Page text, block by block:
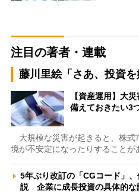
注目の著者・連載
藤川里絵「さあ、投資を
【資産運用】大
備えておきたい3
大規模な災害が起きると、株式
境が不安定になったりすること
5年ぶり改訂の「CGコード」
説 企業に成長投資の具体的